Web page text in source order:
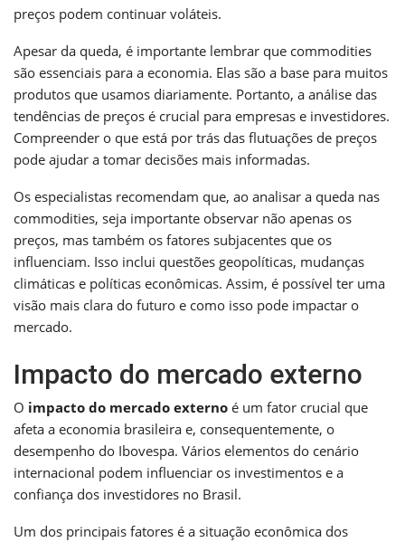
preços podem continuar voláteis.
Apesar da queda, é importante lembrar que commodities
são essenciais para a economia. Elas são a base para muitos
produtos que usamos diariamente. Portanto, a análise das
tendências de preços é crucial para empresas e investidores.
Compreender o que está por trás das flutuações de preços
pode ajudar a tomar decisões mais informadas.
Os especialistas recomendam que, ao analisar a queda nas
commodities, seja importante observar não apenas os
preços, mas também os fatores subjacentes que os
influenciam. Isso inclui questões geopolíticas, mudanças
climáticas e políticas econômicas. Assim, é possível ter uma
visão mais clara do futuro e como isso pode impactar o
mercado.
Impacto do mercado externo
O impacto do mercado externo é um fator crucial que
afeta a economia brasileira e, consequentemente, o
desempenho do Ibovespa. Vários elementos do cenário
internacional podem influenciar os investimentos e a
confiança dos investidores no Brasil.
Um dos principais fatores é a situação econômica dos